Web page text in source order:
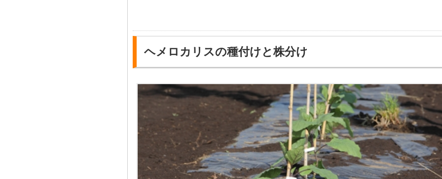
ヘメロカリスの種付けと株分け